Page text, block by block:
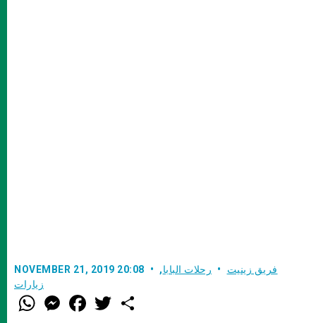
NOVEMBER 21, 2019 20:08 فريق زينيت رحلات البابا,
زيارات
W
h
M
e
F
a w